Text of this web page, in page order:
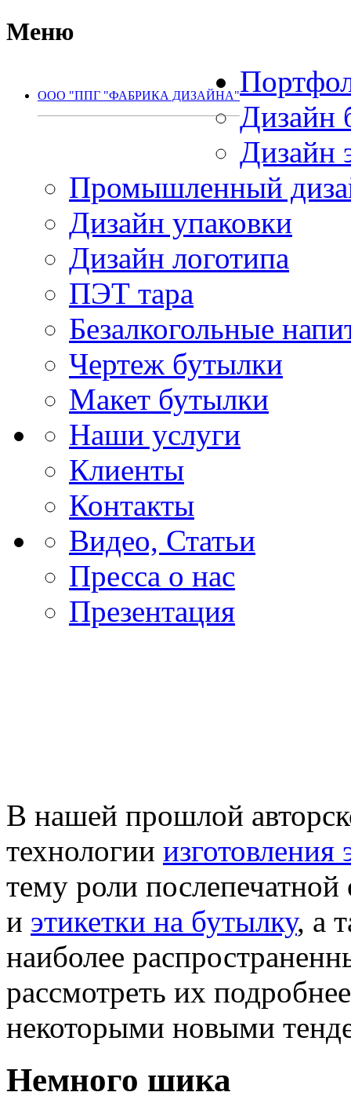
Меню
ООО "ППГ "ФАБРИКА ДИЗАЙНА"
Дизайн
Дизайн
Промышленный
Дизайн упаковки
Дизайн логотипа
ПЭТ тара
Безалкогольные
Чертеж бутылки
Макет бутылки
Наши услуги
Клиенты
Контакты
Видео, Статьи
Пресса о нас
Презентация
В нашей прошлой
технологии изготовления
тему роли
и этикетки на бутылку, а
наиболее
рассмотреть их
некоторыми новыми
Немного шика